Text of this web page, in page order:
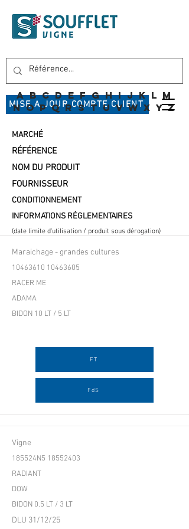
MISE A JOUR COMPTE CLIENT
A B C D E F G H I J K L M
N O P Q R S T U V W X Y Z
MARCHÉ
RÉFÉRENCE
NOM DU PRODUIT
FOURNISSEUR
CONDITIONNEMENT
INFORMATIONS RÉGLEMENTAIRES
(date limite d'utilisation / produit sous dérogation)
Maraichage - grandes cultures
10463610 10463605
RACER ME
ADAMA
BIDON 10 LT / 5 LT
FT
FdS
Vigne
185524N5 18552403
RADIANT
DOW
BIDON 0.5 LT / 3 LT
DLU 31/12/25